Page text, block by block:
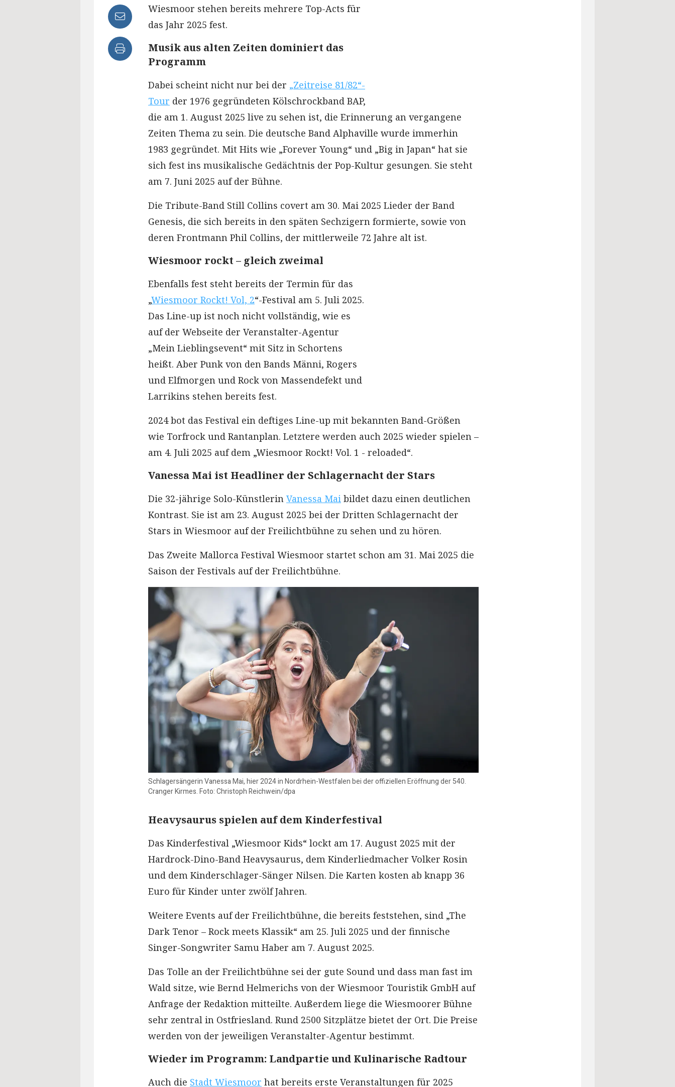
Wiesmoor stehen bereits mehrere Top-Acts für
das Jahr 2025 fest.
Musik aus alten Zeiten dominiert das
Programm
Dabei scheint nicht nur bei der „Zeitreise 81/82“-
Tour der 1976 gegründeten Kölschrockband BAP,
die am 1. August 2025 live zu sehen ist, die Erinnerung an vergangene
Zeiten Thema zu sein. Die deutsche Band Alphaville wurde immerhin
1983 gegründet. Mit Hits wie „Forever Young“ und „Big in Japan“ hat sie
sich fest ins musikalische Gedächtnis der Pop-Kultur gesungen. Sie steht
am 7. Juni 2025 auf der Bühne.
Die Tribute-Band Still Collins covert am 30. Mai 2025 Lieder der Band
Genesis, die sich bereits in den späten Sechzigern formierte, sowie von
deren Frontmann Phil Collins, der mittlerweile 72 Jahre alt ist.
Wiesmoor rockt – gleich zweimal
Ebenfalls fest steht bereits der Termin für das
„Wiesmoor Rockt! Vol, 2“-Festival am 5. Juli 2025.
Das Line-up ist noch nicht vollständig, wie es
auf der Webseite der Veranstalter-Agentur
„Mein Lieblingsevent“ mit Sitz in Schortens
heißt. Aber Punk von den Bands Männi, Rogers
und Elfmorgen und Rock von Massendefekt und
Larrikins stehen bereits fest.
2024 bot das Festival ein deftiges Line-up mit bekannten Band-Größen
wie Torfrock und Rantanplan. Letztere werden auch 2025 wieder spielen –
am 4. Juli 2025 auf dem „Wiesmoor Rockt! Vol. 1 - reloaded“.
Vanessa Mai ist Headliner der Schlagernacht der Stars
Die 32-jährige Solo-Künstlerin Vanessa Mai bildet dazu einen deutlichen
Kontrast. Sie ist am 23. August 2025 bei der Dritten Schlagernacht der
Stars in Wiesmoor auf der Freilichtbühne zu sehen und zu hören.
Das Zweite Mallorca Festival Wiesmoor startet schon am 31. Mai 2025 die
Saison der Festivals auf der Freilichtbühne.
Schlagersängerin Vanessa Mai, hier 2024 in Nordrhein-Westfalen bei der offiziellen Eröffnung der 540.
Cranger Kirmes. Foto: Christoph Reichwein/dpa
Heavysaurus spielen auf dem Kinderfestival
Das Kinderfestival „Wiesmoor Kids“ lockt am 17. August 2025 mit der
Hardrock-Dino-Band Heavysaurus, dem Kinderliedmacher Volker Rosin
und dem Kinderschlager-Sänger Nilsen. Die Karten kosten ab knapp 36
Euro für Kinder unter zwölf Jahren.
Weitere Events auf der Freilichtbühne, die bereits feststehen, sind „The
Dark Tenor – Rock meets Klassik“ am 25. Juli 2025 und der finnische
Singer-Songwriter Samu Haber am 7. August 2025.
Das Tolle an der Freilichtbühne sei der gute Sound und dass man fast im
Wald sitze, wie Bernd Helmerichs von der Wiesmoor Touristik GmbH auf
Anfrage der Redaktion mitteilte. Außerdem liege die Wiesmoorer Bühne
sehr zentral in Ostfriesland. Rund 2500 Sitzplätze bietet der Ort. Die Preise
werden von der jeweiligen Veranstalter-Agentur bestimmt.
Wieder im Programm: Landpartie und Kulinarische Radtour
Auch die Stadt Wiesmoor hat bereits erste Veranstaltungen für 2025